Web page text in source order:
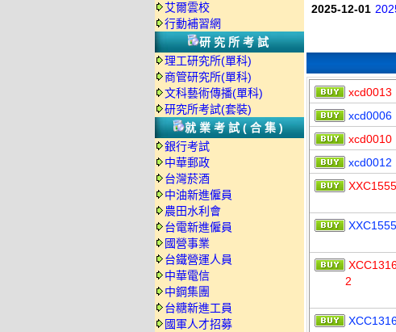
艾爾雲校
行動補習網
研究所考試
理工研究所(單科)
商管研究所(單科)
文科藝術傳播(單科)
研究所考試(套裝)
就業考試(合集)
銀行考試
中華郵政
台灣菸酒
中油新進僱員
農田水利會
台電新進僱員
國營事業
台鐵營運人員
中華電信
中鋼集團
台糖新進工員
國軍人才招募
2025-12-01
xcd0013
xcd0006
xcd0010
xcd0012
2